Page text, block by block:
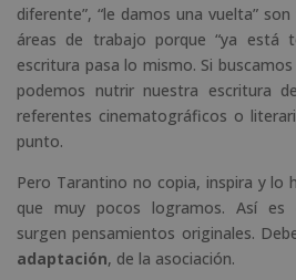
diferente”, “le damos una vuelta”
áreas de trabajo porque “ya está
escritura pasa lo mismo. Si
podemos nutrir nuestra escritura
referentes cinematográficos o
punto.
Pero Tarantino no copia, inspira y lo
que muy pocos logramos. Así es
surgen pensamientos originales.
adaptación, de la asociación.